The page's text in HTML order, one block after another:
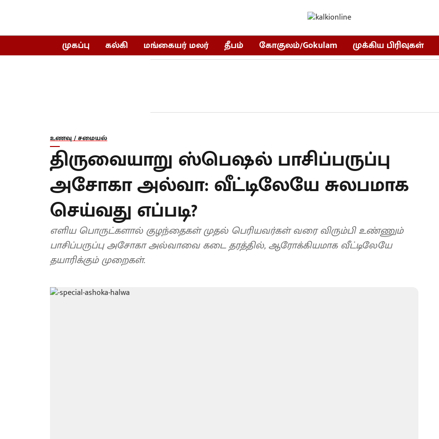
முகப்பு கல்கி மங்கையர் மலர் தீபம் கோகுலம்/Gokulam முக்கிய பிரிவுகள்
உணவு / சமையல்
திருவையாறு ஸ்பெஷல் பாசிப்பருப்பு
அசோகா அல்வா: வீட்டிலேயே சுலபமாக
செய்வது எப்படி?
எளிய பொருட்களால் குழந்தைகள் முதல் பெரியவர்கள் வரை விரும்பி உண்ணும்
பாசிப்பருப்பு அசோகா அல்வாவை கடை தரத்தில், ஆரோக்கியமாக வீட்டிலேயே
தயாரிக்கும் முறைகள்.